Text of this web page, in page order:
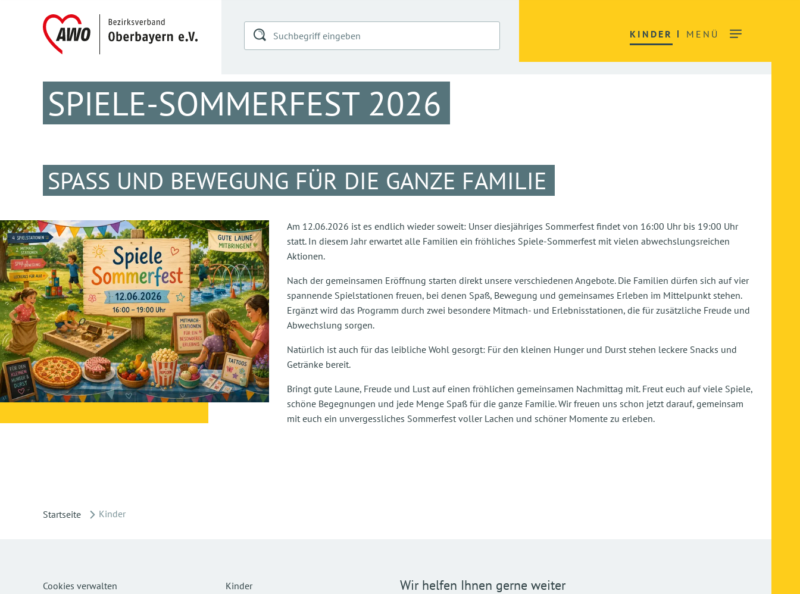
KINDER MENÜ
SPIELE-SOMMERFEST 2026
SPASS UND BEWEGUNG FÜR DIE GANZE FAMILIE
Am 12.06.2026 ist es endlich wieder soweit: Unser diesjähriges Sommerfest findet von 16:00 Uhr bis 19:00 Uhr
statt. In diesem Jahr erwartet alle Familien ein fröhliches Spiele-Sommerfest mit vielen abwechslungsreichen
Aktionen.
Nach der gemeinsamen Eröffnung starten direkt unsere verschiedenen Angebote. Die Familien dürfen sich auf vier
spannende Spielstationen freuen, bei denen Spaß, Bewegung und gemeinsames Erleben im Mittelpunkt stehen.
Ergänzt wird das Programm durch zwei besondere Mitmach- und Erlebnisstationen, die für zusätzliche Freude und
Abwechslung sorgen.
Natürlich ist auch für das leibliche Wohl gesorgt: Für den kleinen Hunger und Durst stehen leckere Snacks und
Getränke bereit.
Bringt gute Laune, Freude und Lust auf einen fröhlichen gemeinsamen Nachmittag mit. Freut euch auf viele Spiele,
schöne Begegnungen und jede Menge Spaß für die ganze Familie. Wir freuen uns schon jetzt darauf, gemeinsam
mit euch ein unvergessliches Sommerfest voller Lachen und schöner Momente zu erleben.
Startseite Kinder
Cookies verwalten Kinder Wir helfen Ihnen gerne weiter